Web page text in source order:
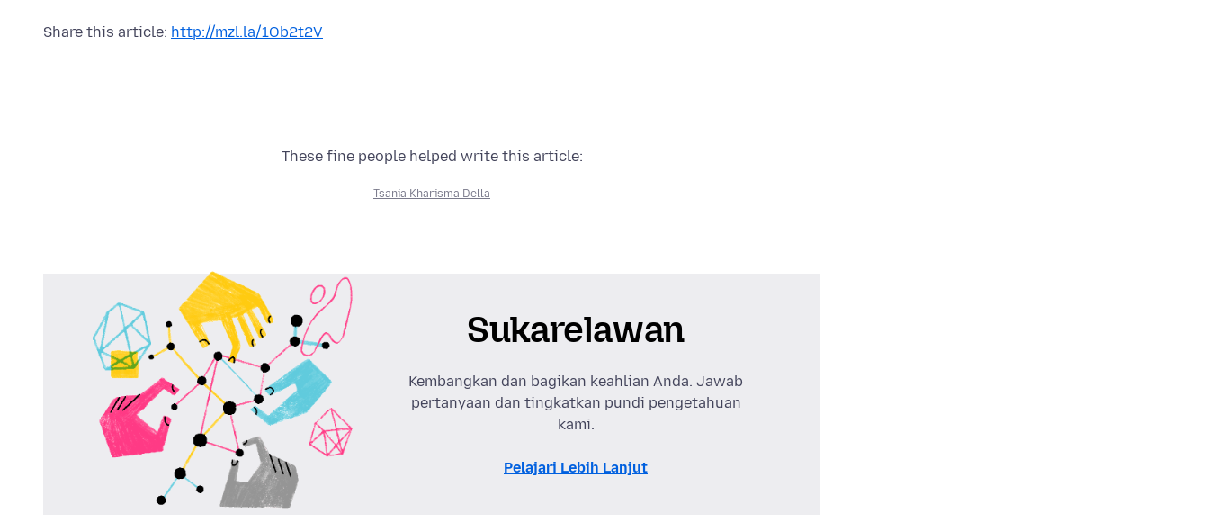
Share this article: http://mzl.la/1Ob2t2V
These fine people helped write this article:
Tsania Kharisma Della
Sukarelawan
Kembangkan dan bagikan keahlian Anda. Jawab
pertanyaan dan tingkatkan pundi pengetahuan
kami.
Pelajari Lebih Lanjut